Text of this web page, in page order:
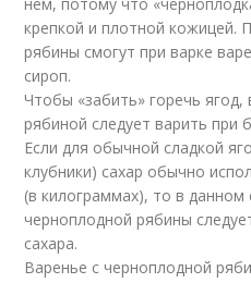
крепкой и плотной кожицей.
рябины смогут при варке
сироп.
Чтобы «забить» горечь
рябиной следует варить при
Если для обычной сладкой
клубники) сахар обычно
(в килограммах), то в данном
черноплодной рябины
сахара.
Варенье с черноплодной